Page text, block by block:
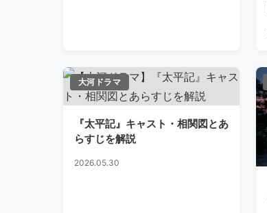
大河ドラマ
『太平記』キャスト・相関図とあ
らすじを解説
2026.05.30